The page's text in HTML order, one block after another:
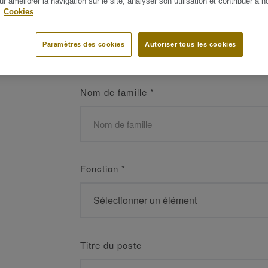
Nom de famille *
Fonction *
Titre du poste
Cookies
Autoriser tous les cookies
Paramètres des cookies